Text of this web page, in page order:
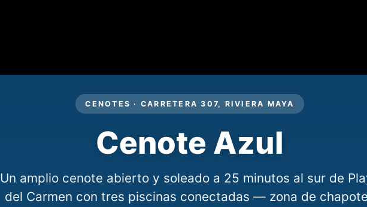
CENOTES · CARRETERA 307, RIVIERA MAYA
Cenote Azul
Un amplio cenote abierto y soleado a 25 minutos al sur de
del Carmen con tres piscinas conectadas — zona de